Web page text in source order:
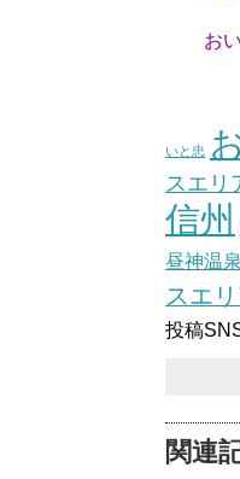
おいし
(
いと忠
スエリ
信州
昼神温泉
スエ
投稿
関連